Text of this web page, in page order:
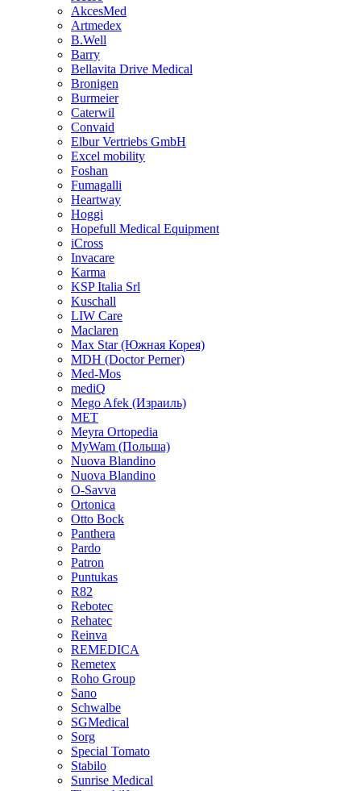
AkcesMed
Artmedex
B.Well
Barry
Bellavita Drive Medical
Bronigen
Burmeier
Caterwil
Convaid
Elbur Vertriebs GmbH
Excel mobility
Foshan
Fumagalli
Heartway
Hoggi
Hopefull Medical Equipment
iCross
Invacare
Karma
KSP Italia Srl
Kuschall
LIW Care
Maclaren
Max Star (Южная Корея)
MDH (Doctor Perner)
Med-Mos
mediQ
Mego Afek (Израиль)
MET
Meyra Ortopedia
MyWam (Польша)
Nuova Blandino
Nuova Blandino
O-Savva
Ortonica
Otto Bock
Panthera
Pardo
Patron
Puntukas
R82
Rebotec
Rehatec
Reinva
REMEDICA
Remetex
Roho Group
Sano
Schwalbe
SGMedical
Sorg
Special Tomato
Stabilo
Sunrise Medical